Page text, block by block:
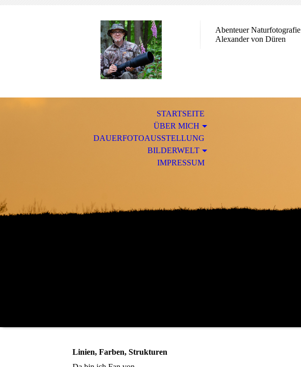
Abenteuer Naturfotografie
Alexander von Düren
STARTSEITE
ÜBER MICH
DAUERFOTOAUSSTELLUNG
BILDERWELT
IMPRESSUM
Linien, Farben, Strukturen